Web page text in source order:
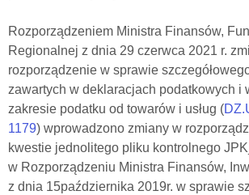
Rozporządzeniem Ministra Finansów,
Regionalnej z dnia 29 czerwca 2021 r.
rozporządzenie w sprawie
zawartych w deklaracjach podatkowych i
zakresie podatku od towarów i usług (
1179) wprowadzono zmiany w
kwestie jednolitego pliku kontrolnego
w Rozporządzeniu Ministra Finansów,
z dnia 15października 2019r. w sprawie